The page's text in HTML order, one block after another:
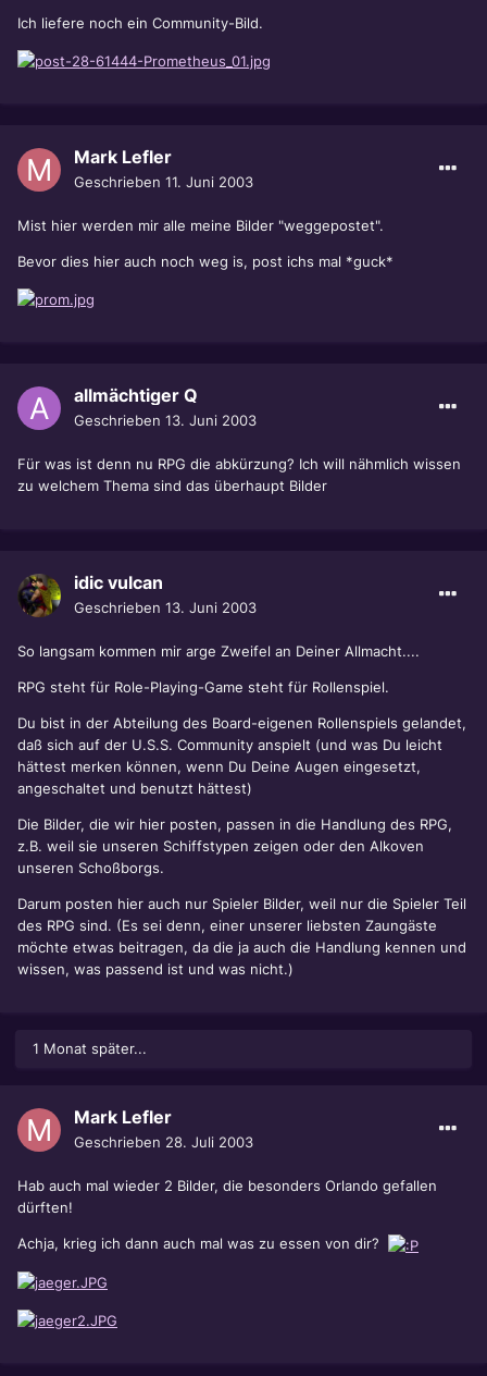
Ich liefere noch ein Community-Bild.
Mark Lefler
Geschrieben 11. Juni 2003
Mist hier werden mir alle meine Bilder "weggepostet".
Bevor dies hier auch noch weg is, post ichs mal *guck*
allmächtiger Q
Geschrieben 13. Juni 2003
Für was ist denn nu RPG die abkürzung? Ich will nähmlich wissen
zu welchem Thema sind das überhaupt Bilder
idic vulcan
Geschrieben 13. Juni 2003
So langsam kommen mir arge Zweifel an Deiner Allmacht....
RPG steht für Role-Playing-Game steht für Rollenspiel.
Du bist in der Abteilung des Board-eigenen Rollenspiels gelandet,
daß sich auf der U.S.S. Community anspielt (und was Du leicht
hättest merken können, wenn Du Deine Augen eingesetzt,
angeschaltet und benutzt hättest)
Die Bilder, die wir hier posten, passen in die Handlung des RPG,
z.B. weil sie unseren Schiffstypen zeigen oder den Alkoven
unseren Schoßborgs.
Darum posten hier auch nur Spieler Bilder, weil nur die Spieler Teil
des RPG sind. (Es sei denn, einer unserer liebsten Zaungäste
möchte etwas beitragen, da die ja auch die Handlung kennen und
wissen, was passend ist und was nicht.)
1 Monat später...
Mark Lefler
Geschrieben 28. Juli 2003
Hab auch mal wieder 2 Bilder, die besonders Orlando gefallen
dürften!
Achja, krieg ich dann auch mal was zu essen von dir?